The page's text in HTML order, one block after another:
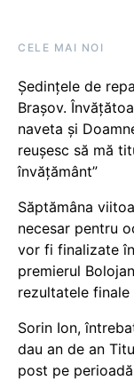
CELE MAI NOI
Ședințele de
Brașov.
naveta și
reușesc să mă
învățământ”
Săptămâna
necesar pentru
vor fi finalizate
premierul
rezultatele
Sorin Ion,
dau an de an
post pe